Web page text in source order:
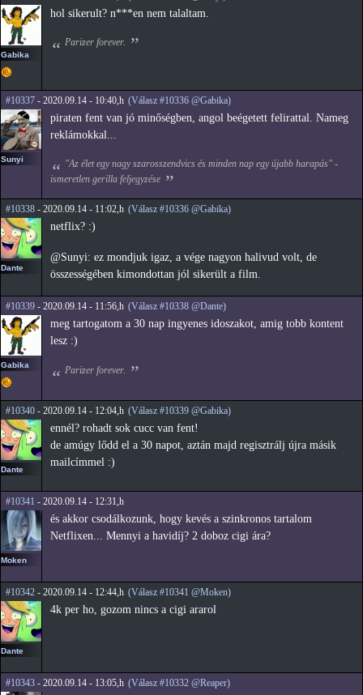
Gabika
hol sikerult? n***en nem talaltam.
Parizer forever.
#10337 - 2020.09.14 - 10:40,h (Válasz #10336 @Gabika)
Sunyi
piraten fent van jó minőségben, angol beégetett felirattal. Nameg
reklámokkal...
"Az élet egy nagy szarosszendvics és minden nap egy újabb harapás" -
ismeretlen gerilla feljegyzése
#10338 - 2020.09.14 - 11:02,h (Válasz #10336 @Gabika)
Dante
netflix? :)
@Sunyi: ez mondjuk igaz, a vége nagyon halivud volt, de
összességében kimondottan jól sikerült a film.
#10339 - 2020.09.14 - 11:56,h (Válasz #10338 @Dante)
Gabika
meg tartogatom a 30 nap ingyenes idoszakot, amig tobb kontent
lesz :)
Parizer forever.
#10340 - 2020.09.14 - 12:04,h (Válasz #10339 @Gabika)
Dante
ennél? rohadt sok cucc van fent!
de amúgy lődd el a 30 napot, aztán majd regisztrálj újra másik
mailcímmel :)
#10341 - 2020.09.14 - 12:31,h
Moken
és akkor csodálkozunk, hogy kevés a szinkronos tartalom
Netflixen... Mennyi a havidíj? 2 doboz cigi ára?
#10342 - 2020.09.14 - 12:44,h (Válasz #10341 @Moken)
Dante
4k per ho, gozom nincs a cigi ararol
#10343 - 2020.09.14 - 13:05,h (Válasz #10332 @Reaper)